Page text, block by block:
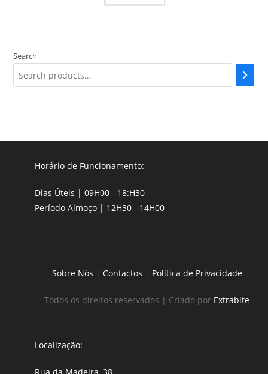
Search
Horário de Funcionamento:
Dias Úteis | 09H00 - 18:H30
Período Almoço | 12H30 - 14H00
Sobre Nós | Contactos | Política de Privacidade
Todos os direitos reservados | Criado por Extrabite
Localização: